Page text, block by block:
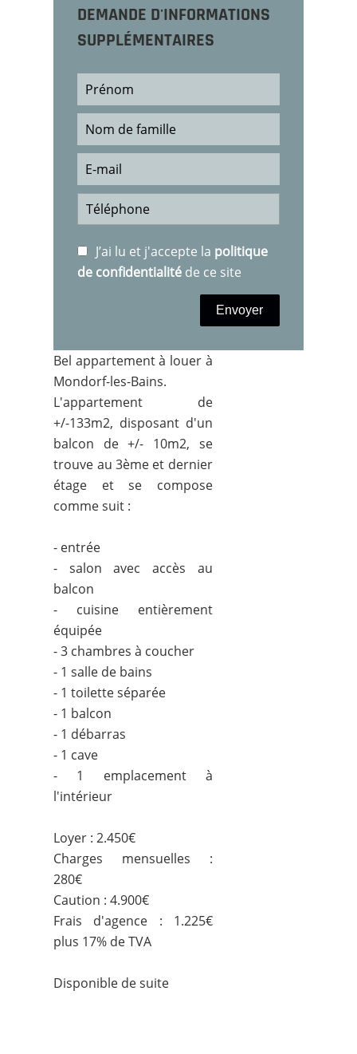
DEMANDE D'INFORMATIONS
SUPPLÉMENTAIRES
J’ai lu et j'accepte la politique
de confidentialité de ce site
Envoyer
Bel appartement à louer à
Mondorf-les-Bains.
L'appartement de
+/-133m2, disposant d'un
balcon de +/- 10m2, se
trouve au 3ème et dernier
étage et se compose
comme suit :
- entrée
- salon avec accès au
balcon
- cuisine entièrement
équipée
- 3 chambres à coucher
- 1 salle de bains
- 1 toilette séparée
- 1 balcon
- 1 débarras
- 1 cave
- 1 emplacement à
l'intérieur
Loyer : 2.450€
Charges mensuelles :
280€
Caution : 4.900€
Frais d'agence : 1.225€
plus 17% de TVA
Disponible de suite